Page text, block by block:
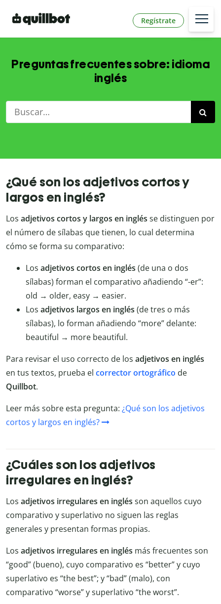
Regístrate
Preguntas frecuentes sobre: idioma
inglés
¿Qué son los adjetivos cortos y
largos en inglés?
Los adjetivos cortos y largos en inglés se distinguen por
el número de sílabas que tienen, lo cual determina
cómo se forma su comparativo:
Los adjetivos cortos en inglés (de una o dos
sílabas) forman el comparativo añadiendo “-er”:
old → older, easy → easier.
Los adjetivos largos en inglés (de tres o más
sílabas), lo forman añadiendo “more” delante:
beautiful → more beautiful.
Para revisar el uso correcto de los adjetivos en inglés
en tus textos, prueba el corrector ortográfico de
Quillbot.
Leer más sobre esta pregunta: ¿Qué son los adjetivos
cortos y largos en inglés?
¿Cuáles son los adjetivos
irregulares en inglés?
Los adjetivos irregulares en inglés son aquellos cuyo
comparativo y superlativo no siguen las reglas
generales y presentan formas propias.
Los adjetivos irregulares en inglés más frecuentes son
“good” (bueno), cuyo comparativo es “better” y cuyo
superlativo es “the best”; y “bad” (malo), con
comparativo “worse” y superlativo “the worst”.